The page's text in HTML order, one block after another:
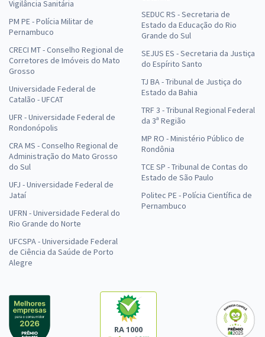
Vigilância Sanitária
PM PE - Polícia Militar de
Pernambuco
CRECI MT - Conselho Regional de
Corretores de Imóveis do Mato
Grosso
Universidade Federal de
Catalão - UFCAT
UFR - Universidade Federal de
Rondonópolis
CRA MS - Conselho Regional de
Administração do Mato Grosso
do Sul
UFJ - Universidade Federal de
Jataí
UFRN - Universidade Federal do
Rio Grande do Norte
UFCSPA - Universidade Federal
de Ciência da Saúde de Porto
Alegre
SEDUC RS - Secretaria de
Estado da Educação do Rio
Grande do Sul
SEJUS ES - Secretaria da Justiça
do Espírito Santo
TJ BA - Tribunal de Justiça do
Estado da Bahia
TRF 3 - Tribunal Regional Federal
da 3ª Região
MP RO - Ministério Público de
Rondônia
TCE SP - Tribunal de Contas do
Estado de São Paulo
Politec PE - Polícia Científica de
Pernambuco
RA 1000